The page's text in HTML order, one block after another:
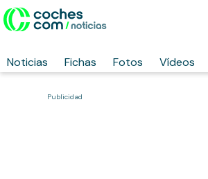
Noticias Fichas Fotos Vídeos
Publicidad